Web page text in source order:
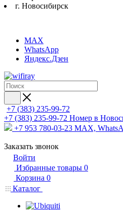
г. Новосибирск
MAX
WhatsApp
Яндекс.Дзен
+7 (383) 235-99-72
+7 (383) 235-99-72 Номер в
+7 953 780-03-23 MAX,
Заказать звонок
Войти
Избранные товары 0
Корзина 0
Каталог